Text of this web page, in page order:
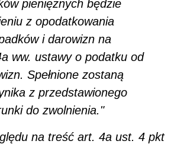
pieniężnych będzie
z opodatkowania
i darowizn na
ww. ustawy o podatku od
Spełnione zostaną
z przedstawionego
do zwolnienia."
na treść art. 4a ust. 4 pkt